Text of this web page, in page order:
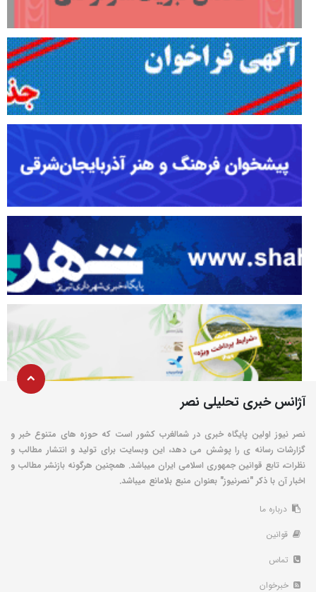
آژانس خبری تحلیلی نصر
نصر نیوز اولین پایگاه خبری در شمالغرب کشور است که حوزه های متنوع خبر و
گزارشات رسانه ی را پوشش می دهد، این وبسایت برای تولید و انتشار مطالب و
نظرات، تابع قوانین جمهوری اسلامی ایران میباشد. همچنین هرگونه بازنشر مطالب و
اخبار آن با ذکر "نصرنیوز" بعنوان منبع بلامانع میباشد.
درباره ما
قوانین
تماس
خبرخوان